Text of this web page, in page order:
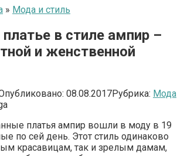
» Мода и стиль
в стиле ампир –
и женственной
08.08.2017Рубрика: Мода
платья ампир вошли в моду в 19
по сей день. Этот стиль одинаково
красавицам, так и зрелым дамам,